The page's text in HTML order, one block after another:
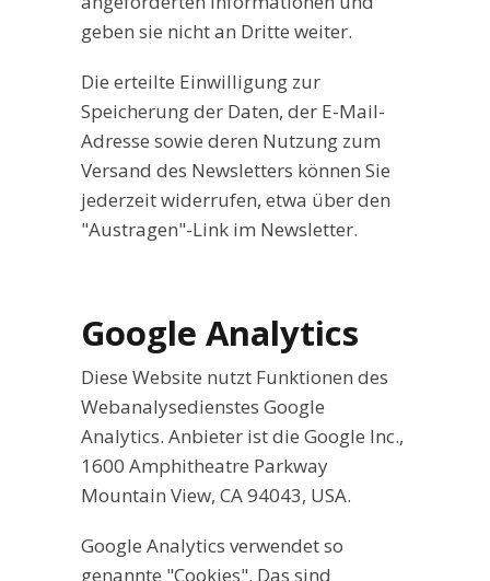
geben sie nicht an Dritte weiter.
Die erteilte Einwilligung zur
Speicherung der Daten, der E-Mail-
Adresse sowie deren Nutzung zum
Versand des Newsletters können Sie
jederzeit widerrufen, etwa über den
"Austragen"-Link im Newsletter.
Google Analytics
Diese Website nutzt Funktionen des
Webanalysedienstes Google
Analytics. Anbieter ist die Google Inc.,
1600 Amphitheatre Parkway
Mountain View, CA 94043, USA.
Google Analytics verwendet so
genannte "Cookies". Das sind